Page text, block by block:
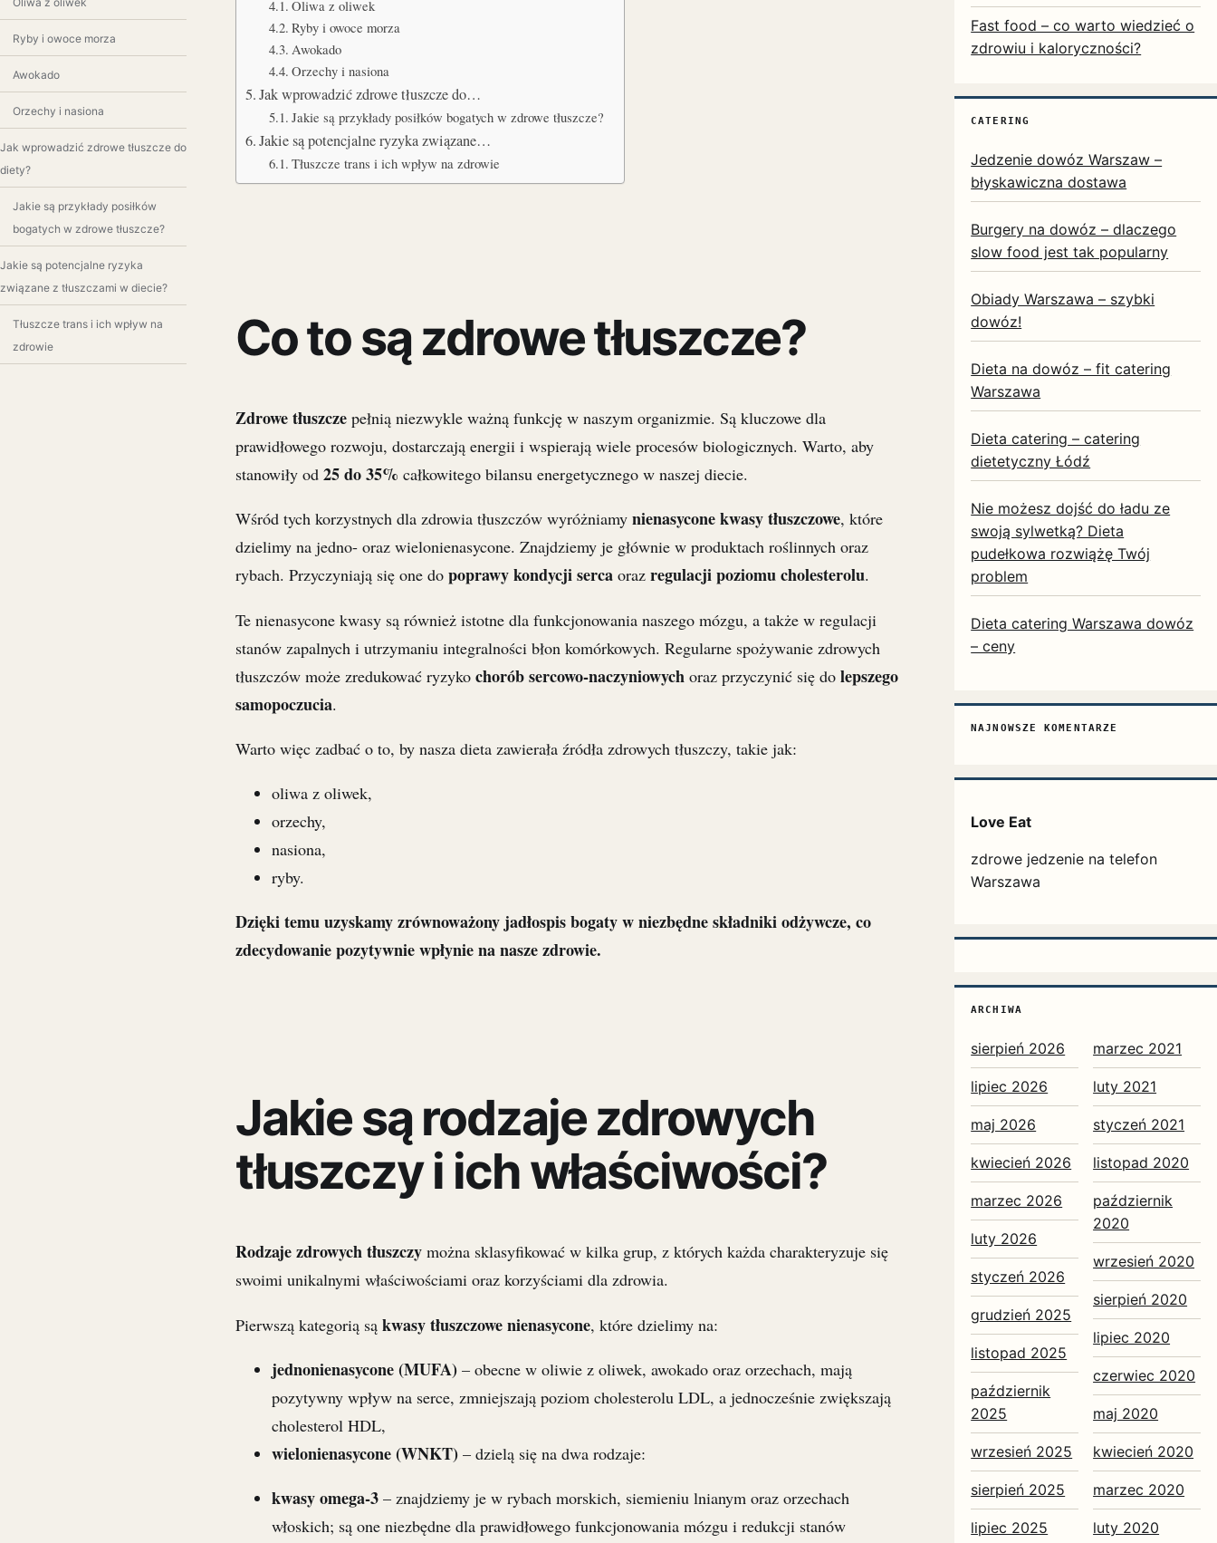
Ryby i owoce morza
Awokado
Orzechy i nasiona
Jak wprowadzić zdrowe tłuszcze do
diety?
Jakie są przykłady posiłków
bogatych w zdrowe tłuszcze?
Jakie są potencjalne ryzyka
związane z tłuszczami w diecie?
Tłuszcze trans i ich wpływ na
zdrowie
Oliwa z oliwek
Ryby i owoce morza
Awokado
Orzechy i nasiona
Jak wprowadzić zdrowe tłuszcze do…
Jakie są przykłady posiłków bogatych w zdrowe tłuszcze?
Jakie są potencjalne ryzyka związane…
Tłuszcze trans i ich wpływ na zdrowie
Co to są zdrowe tłuszcze?
Zdrowe tłuszczepełnią niezwykle ważną funkcję w naszym organizmie. Są kluczowe dla
prawidłowego rozwoju, dostarczają energii i wspierają wiele procesów biologicznych. Warto, aby
stanowiły od 25 do 35% całkowitego bilansu energetycznego w naszej diecie.
Wśród tych korzystnych dla zdrowia tłuszczów wyróżniamy nienasycone kwasy tłuszczowe, które
dzielimy na jedno- oraz wielonienasycone. Znajdziemy je głównie w produktach roślinnych oraz
rybach. Przyczyniają się one do poprawy kondycji sercaoraz regulacji poziomu cholesterolu.
Te nienasycone kwasy są również istotne dla funkcjonowania naszego mózgu, a także w regulacji
stanów zapalnych i utrzymaniu integralności błon komórkowych. Regularne spożywanie zdrowych
tłuszczów może zredukować ryzyko chorób sercowo-naczyniowych oraz przyczynić się do lepszego
samopoczucia.
Warto więc zadbać o to, by nasza dieta zawierała źródła zdrowych tłuszczy, takie jak:
oliwa z oliwek,
orzechy,
nasiona,
ryby.
Dzięki temu uzyskamy zrównoważony jadłospis bogaty w niezbędne składniki odżywcze, co
zdecydowanie pozytywnie wpłynie na nasze zdrowie.
Jakie są rodzaje zdrowych
tłuszczy i ich właściwości?
Rodzaje zdrowych tłuszczymożna sklasyfikować w kilka grup, z których każda charakteryzuje się
swoimi unikalnymi właściwościami oraz korzyściami dla zdrowia.
Pierwszą kategorią są kwasy tłuszczowe nienasycone, które dzielimy na:
jednonienasycone (MUFA)– obecne w oliwie z oliwek, awokado oraz orzechach, mają
pozytywny wpływ na serce, zmniejszają poziom cholesterolu LDL, a jednocześnie zwiększają
cholesterol HDL,
wielonienasycone (WNKT)– dzielą się na dwa rodzaje:
kwasy omega-3– znajdziemy je w rybach morskich, siemieniu lnianym oraz orzechach
włoskich; są one niezbędne dla prawidłowego funkcjonowania mózgu i redukcji stanów
Fast food – co warto wiedzieć o
zdrowiu i kaloryczności?
CATERING
Jedzenie dowóz Warszaw –
błyskawiczna dostawa
Burgery na dowóz – dlaczego
slow food jest tak popularny
Obiady Warszawa – szybki
dowóz!
Dieta na dowóz – fit catering
Warszawa
Dieta catering – catering
dietetyczny Łódź
Nie możesz dojść do ładu ze
swoją sylwetką? Dieta
pudełkowa rozwiążę Twój
problem
Dieta catering Warszawa dowóz
– ceny
NAJNOWSZE KOMENTARZE
Love Eat
zdrowe jedzenie na telefon
Warszawa
ARCHIWA
sierpień 2026
lipiec 2026
maj 2026
kwiecień 2026
marzec 2026
luty 2026
styczeń 2026
grudzień 2025
listopad 2025
październik
2025
wrzesień 2025
sierpień 2025
lipiec 2025
marzec 2021
luty 2021
styczeń 2021
listopad 2020
październik
2020
wrzesień 2020
sierpień 2020
lipiec 2020
czerwiec 2020
maj 2020
kwiecień 2020
marzec 2020
luty 2020